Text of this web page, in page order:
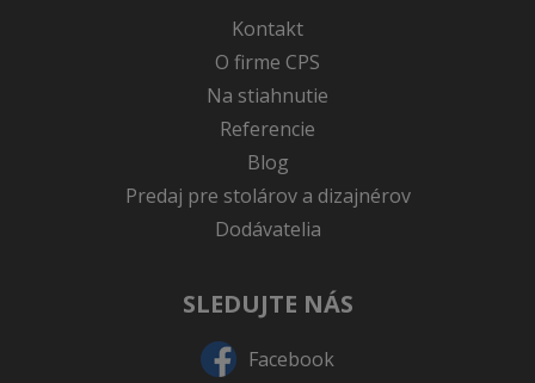
Kontakt
O firme CPS
Na stiahnutie
Referencie
Blog
Predaj pre stolárov a dizajnérov
Dodávatelia
SLEDUJTE NÁS
Facebook